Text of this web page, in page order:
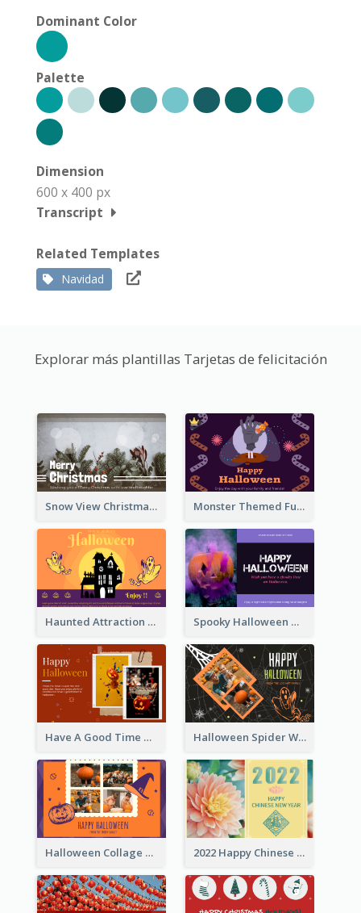
Dominant Color
Palette
Dimension
600 x 400 px
Transcript
Related Templates
Navidad
Explorar más plantillas Tarjetas de felicitación
Snow View Christmas Card With Simple Design Monster Themed Fun Halloween Greeting Card
Haunted Attraction Themed Halloween Card Spooky Halloween Greeting Card
Have A Good Time This Halloween Greeting Card Halloween Spider Web Greeting Card
Halloween Collage Greeting Card 2022 Happy Chinese New Year Flower Photo Greeting Card